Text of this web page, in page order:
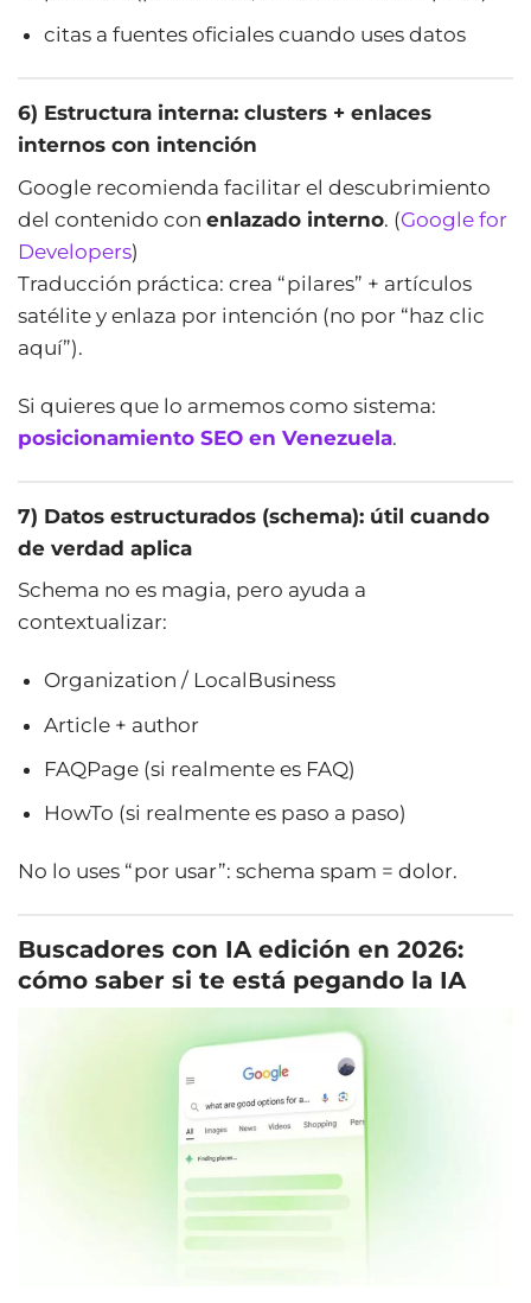
citas a fuentes oficiales cuando uses datos
6) Estructura interna: clusters + enlaces
internos con intención
Google recomienda facilitar el descubrimiento
del contenido con enlazado interno. (Google for
Developers)
Traducción práctica: crea “pilares” + artículos
satélite y enlaza por intención (no por “haz clic
aquí”).
Si quieres que lo armemos como sistema:
posicionamiento SEO en Venezuela.
7) Datos estructurados (schema): útil cuando
de verdad aplica
Schema no es magia, pero ayuda a
contextualizar:
Organization / LocalBusiness
Article + author
FAQPage (si realmente es FAQ)
HowTo (si realmente es paso a paso)
No lo uses “por usar”: schema spam = dolor.
Buscadores con IA edición en 2026:
cómo saber si te está pegando la IA